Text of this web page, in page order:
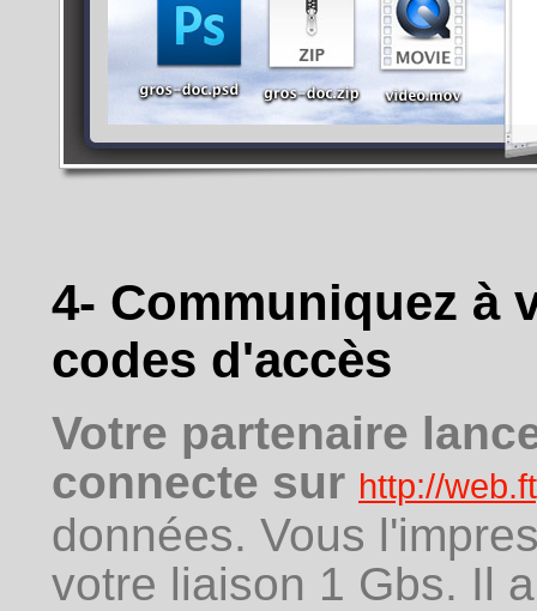
4- Communiquez à
codes d'accès
Votre partenaire
connecte sur http://
données. Vous
votre liaison 1 Gbs. Il